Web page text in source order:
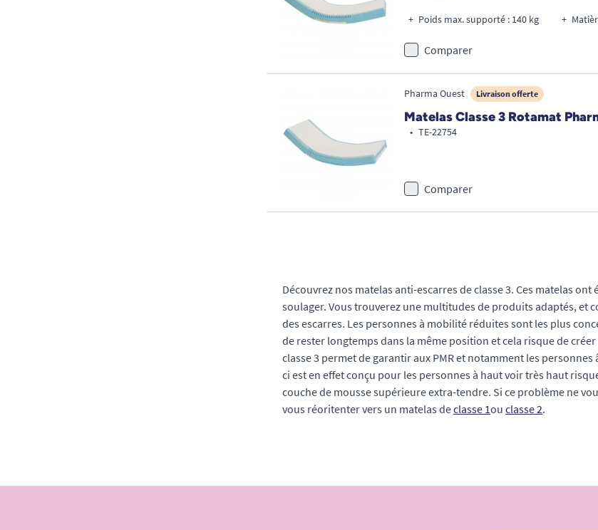
Poids max. supporté : 140 kg
Comparer
Pharma Ouest Livraison offerte
Matelas Classe 3 Rotamat
• TE-22754
Comparer
Découvrez nos matelas anti-escarres de classe 3. Ces matelas
soulager. Vous trouverez une multitudes de produits adaptés, et
des escarres. Les personnes à mobilité réduites sont les plus
de rester longtemps dans la même position et cela risque de
classe 3 permet de garantir aux PMR et notamment les
ci est en effet conçu pour les personnes à haut voir très haut
couche de mousse supérieure extra-tendre. Si ce problème ne
vous réoritenter vers un matelas declasse 1ou classe 2.